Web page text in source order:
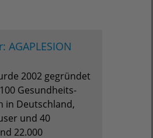
2002 gegründet
Gesundheits-
in Deutschland,
und 40
22.000